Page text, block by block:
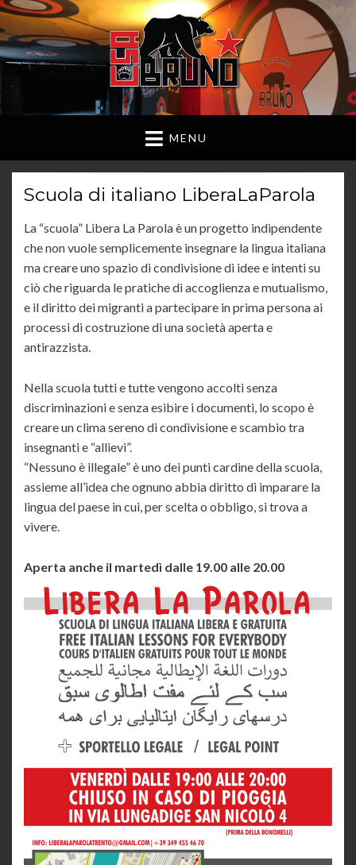
MENU
Scuola di italiano LiberaLaParola
La “scuola” Libera La Parola è un progetto indipendente
che non vuole semplicemente insegnare la lingua italiana
ma creare uno spazio di condivisione di idee e intenti su
ciò che riguarda le pratiche di accoglienza e mutualismo,
e il diritto dei migranti a partecipare in prima persona ai
processi di costruzione di una società aperta e
antirazzista.
Nella scuola tutti e tutte vengono accolti senza
discriminazioni e senza esibire i documenti, lo scopo è
creare un clima sereno di condivisione e scambio tra
insegnanti e “allievi”.
“Nessuno è illegale” è uno dei punti cardine della scuola,
assieme all’idea che ognuno abbia diritto di imparare la
lingua del paese in cui, per scelta o obbligo, si trova a
vivere.
Aperta anche il martedì dalle 19.00 alle 20.00